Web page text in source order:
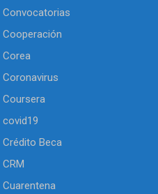
Convocatorias
Cooperación
Corea
Coronavirus
Coursera
covid19
Crédito Beca
CRM
Cuarentena